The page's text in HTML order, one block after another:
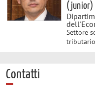
(junior)
Settore
tributario
Contatti